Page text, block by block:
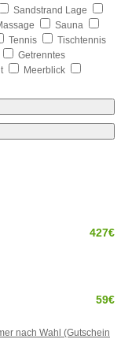
Sandstrand Lage
Sauna
Tennis
Tischtennis
Getrenntes
Meerblick
427€
59€
nach Wahl (Gutschein